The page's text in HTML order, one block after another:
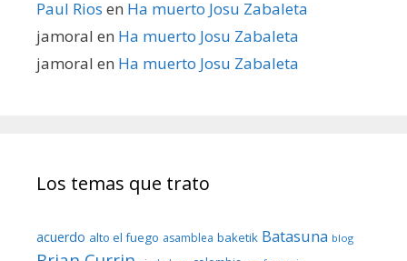
Paul Rios en Ha muerto Josu Zabaleta
jamoral en Ha muerto Josu Zabaleta
jamoral en Ha muerto Josu Zabaleta
Los temas que trato
acuerdo alto el fuego asamblea baketik Batasuna blog